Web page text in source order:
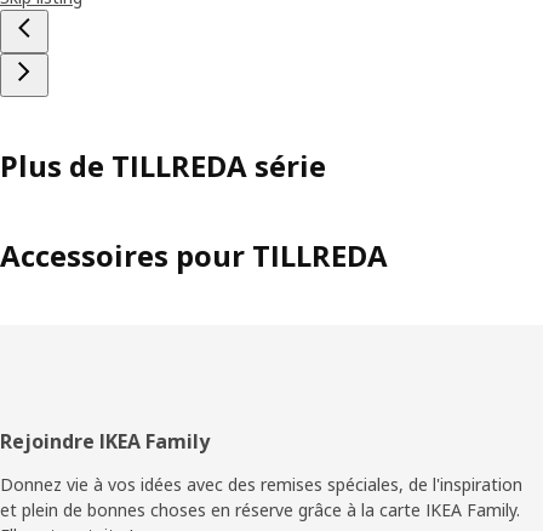
Plus de TILLREDA série
Accessoires pour TILLREDA
Pied
de
page
Rejoindre IKEA Family
Donnez vie à vos idées avec des remises spéciales, de l'inspiration
et plein de bonnes choses en réserve grâce à la carte IKEA Family.